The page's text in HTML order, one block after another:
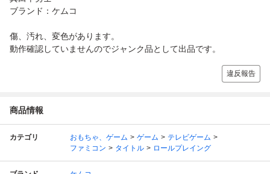
ブランド：ケムコ
傷、汚れ、変色があります。
動作確認していませんのでジャンク品として出品です。
違反報告
商品情報
カテゴリ おもちゃ、ゲーム ゲーム
テレビゲーム
ファミコン
タイトル ロールプレイング